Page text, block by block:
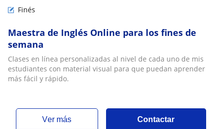
Finés
Maestra de Inglés Online para los fines de
semana
Clases en línea personalizadas al nivel de cada uno de mis
estudiantes con material visual para que puedan aprender
más fácil y rápido.
ver más Contactar